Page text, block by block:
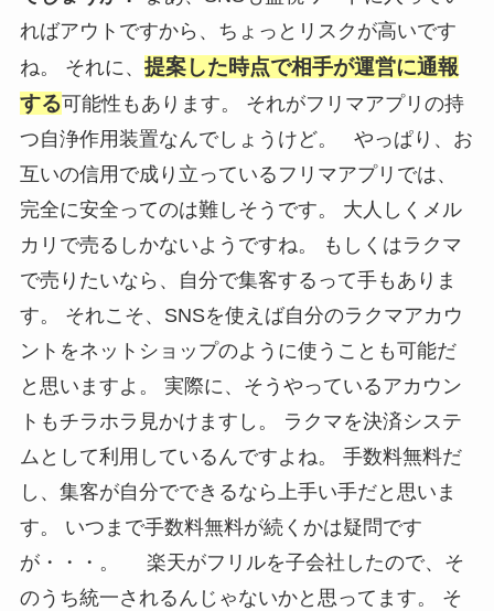
ればアウトですから、ちょっとリスクが高いです
ね。 それに、 提案した時点で相手が運営に通報
する可能性もあります。 それがフリマアプリの持
つ自浄作用装置なんでしょうけど。 やっぱり、お
互いの信用で成り立っているフリマアプリでは、
完全に安全ってのは難しそうです。 大人しくメル
カリで売るしかないようですね。 もしくはラクマ
で売りたいなら、自分で集客するって手もありま
す。 それこそ、SNSを使えば自分のラクマアカウ
ントをネットショップのように使うことも可能だ
と思いますよ。 実際に、そうやっているアカウン
トもチラホラ見かけますし。 ラクマを決済システ
ムとして利用しているんですよね。 手数料無料だ
し、集客が自分でできるなら上手い手だと思いま
す。 いつまで手数料無料が続くかは疑問です
が・・・。 楽天がフリルを子会社したので、そ
のうち統一されるんじゃないかと思ってます。 そ